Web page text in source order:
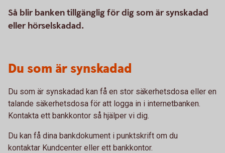
Så blir banken tillgänglig för dig som är synskadad
eller hörselskadad.
Du som är synskadad
Du som är synskadad kan få en stor säkerhetsdosa eller en
talande säkerhetsdosa för att logga in i internetbanken.
Kontakta ett bankkontor så hjälper vi dig.
Du kan få dina bankdokument i punktskrift om du
kontaktar Kundcenter eller ett bankkontor.